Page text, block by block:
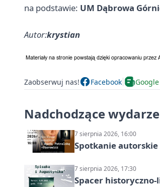
na podstawie: UM Dąbrowa
Autor:krystian
Zaobserwuj nas! Facebook
Nadchodzące
7 sierpnia 2026, 16:00
Spotkanie
7 sierpnia 2026, 17:30
Spacer